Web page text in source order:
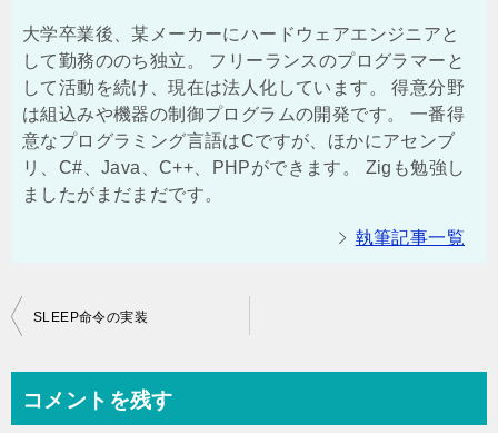
大学卒業後、某メーカーにハードウェアエンジニアと
して勤務ののち独立。 フリーランスのプログラマーと
して活動を続け、現在は法人化しています。 得意分野
は組込みや機器の制御プログラムの開発です。 一番得
意なプログラミング言語はCですが、ほかにアセンブ
リ、C#、Java、C++、PHPができます。 Zigも勉強し
ましたがまだまだです。
執筆記事一覧
投
ビ
SLEEP命令の実装
コメントを残す